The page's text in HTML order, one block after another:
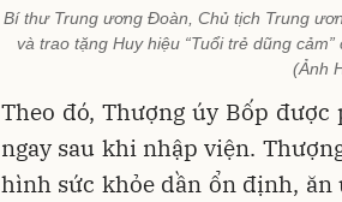
Bí thư Trung ương Đoàn, Chủ tịch Trung
và trao tặng Huy hiệu “Tuổi trẻ dũng
(Ảnh
Theo đó, Thượng úy Bốp
ngay sau khi nhập viện.
hình sức khỏe dần ổn định,